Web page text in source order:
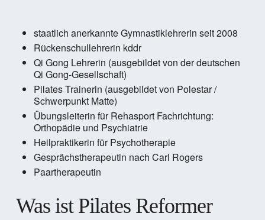
staatlich anerkannte Gymnastiklehrerin seit 2008
Rückenschullehrerin kddr
Qi Gong Lehrerin (ausgebildet von der deutschen
Qi Gong-Gesellschaft)
Pilates Trainerin (ausgebildet von Polestar /
Schwerpunkt Matte)
Übungsleiterin für Rehasport Fachrichtung:
Orthopädie und Psychiatrie
Heilpraktikerin für Psychotherapie
Gesprächstherapeutin nach Carl Rogers
Paartherapeutin
Was ist Pilates Reformer